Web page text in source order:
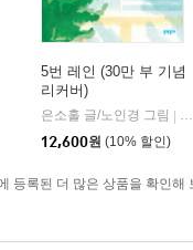
5번 레인 (30만 부 기념
리커버)
은소홀 글/노인경 그림
12,600원 (10% 할인)
등록된 더 많은 상품을 확인해